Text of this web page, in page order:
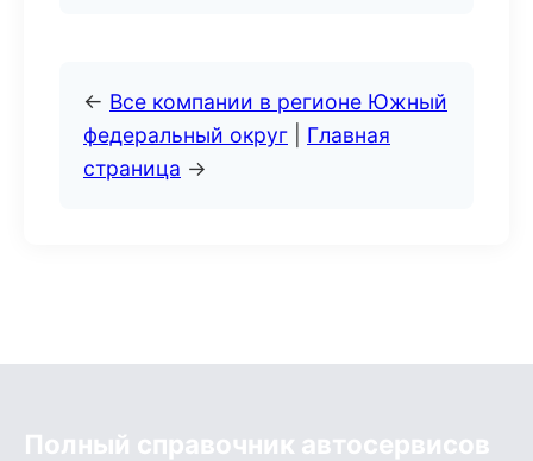
← Все компании в регионе Южный
федеральный округ
Главная
страница →
Полный справочник автосервисов